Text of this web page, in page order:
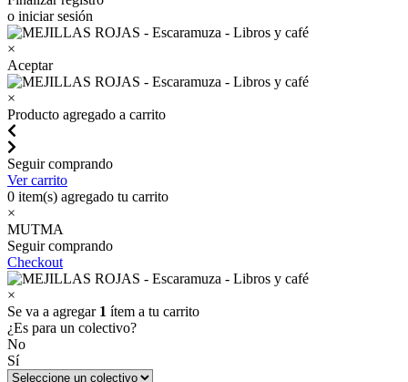
o iniciar sesión
×
Aceptar
×
Producto agregado a carrito
Seguir comprando
Ver carrito
0 item(s) agregado tu carrito
×
MUTMA
Seguir comprando
Checkout
×
Se va a agregar 1 ítem a tu carrito
¿Es para un colectivo?
No
Sí